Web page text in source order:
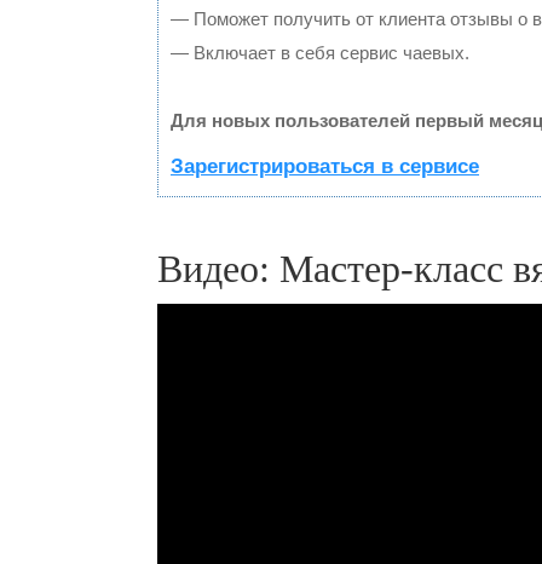
— Поможет получить от клиента отзывы о
— Включает в себя сервис чаевых.
Для новых пользователей первый
Зарегистрироваться в сервисе
Видео: Мастер-класс